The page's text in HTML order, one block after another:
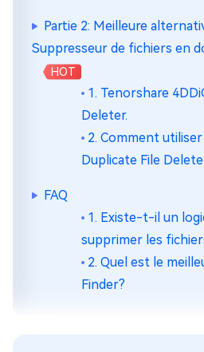
Partie 2: Meilleure
Suppresseur de fichiers en
HOT
1. Tenorshare
Deleter.
2. Comment
Duplicate File Delete
FAQ
1. Existe-t-il un
supprimer les
2. Quel est le
Finder?